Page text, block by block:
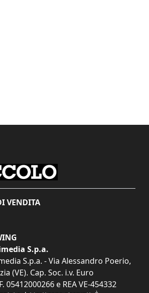
VENDITA
S.p.a.
S.p.a. - Via Alessandro Poerio,
(VE). Cap. Soc. i.v. Euro
05412000266 e REA VE-454332